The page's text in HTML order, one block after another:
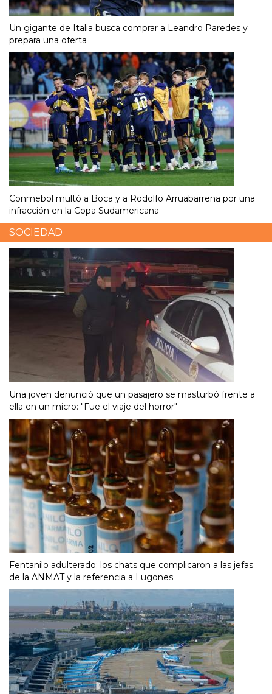
Un gigante de Italia busca comprar a Leandro Paredes y
prepara una oferta
Conmebol multó a Boca y a Rodolfo Arruabarrena por una
infracción en la Copa Sudamericana
SOCIEDAD
Una joven denunció que un pasajero se masturbó frente a
ella en un micro: "Fue el viaje del horror"
Fentanilo adulterado: los chats que complicaron a las jefas
de la ANMAT y la referencia a Lugones